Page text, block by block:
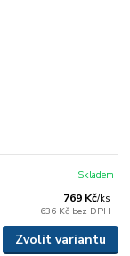
769 Kč/ks
636 Kč bez DPH
Skladem
Zvolit variantu